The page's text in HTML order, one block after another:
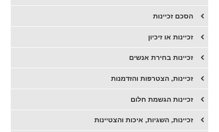
הסכם זכיינות
זכיינות או זיכיון
זכיינות בחירת אנשים
זכיינות, הצטרפות והזדמנות
זכיינות הגשמת חלום
זכיינות, השגיות, איכות והצטיינות